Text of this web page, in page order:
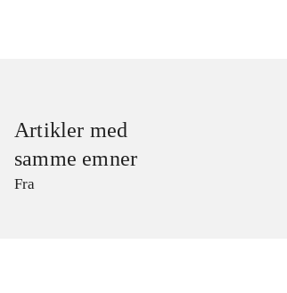
Artikler med
samme emner
Fra